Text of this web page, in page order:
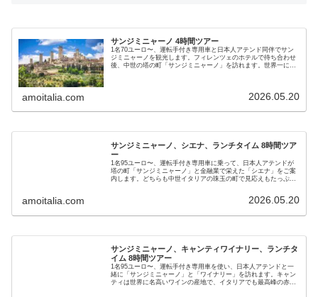
サンジミニャーノ 4時間ツアー
1名70ユーロ〜、運転手付き専用車と日本人アテンド同伴でサン
ジミニャーノを観光します。フィレンツェのホテルで待ち合わせ
後、中世の塔の町「サンジミニャーノ」を訪れます。世界一に輝
amoitalia.com 2026.05.20
サンジミニャーノ、シエナ、ランチタイム 8時間ツア
ー
1名95ユーロ〜、運転手付き専用車に乗って、日本人アテンドが
塔の町「サンジミニャーノ」と金融業で栄えた「シエナ」をご案
内します。どちらも中世イタリアの珠玉の町で見応えもたっぷり
amoitalia.com 2026.05.20
サンジミニャーノ、キャンティワイナリー、ランチタ
イム 8時間ツアー
1名95ユーロ〜、運転手付き専用車を使い、日本人アテンドと一
緒に「サンジミニャーノ」と「ワイナリー」を訪れます。キャン
ティは世界に名高いワインの産地で、イタリアでも最高峰の赤ワ